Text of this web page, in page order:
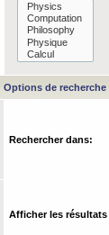
Options de recherche
Rechercher dans:
Afficher les résultats